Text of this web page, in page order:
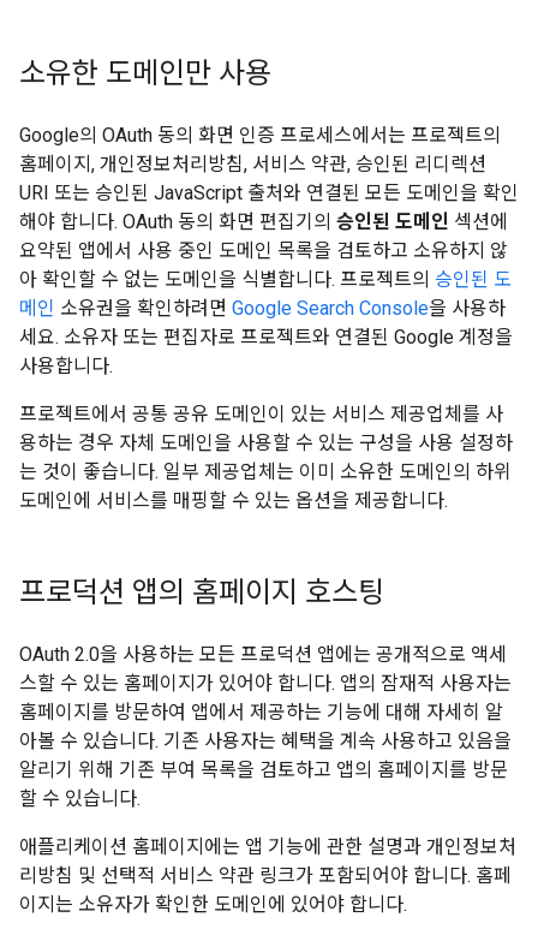
소유한 도메인만 사용
Google의 OAuth 동의 화면 인증 프로세스에서는 프로젝트의
홈페이지, 개인정보처리방침, 서비스 약관, 승인된 리디렉션
URI 또는 승인된 JavaScript 출처와 연결된 모든 도메인을 확인
해야 합니다. OAuth 동의 화면 편집기의 승인된 도메인 섹션에
요약된 앱에서 사용 중인 도메인 목록을 검토하고 소유하지 않
아 확인할 수 없는 도메인을 식별합니다. 프로젝트의 승인된 도
메인 소유권을 확인하려면 Google Search Console을 사용하
세요. 소유자 또는 편집자로 프로젝트와 연결된 Google 계정을
사용합니다.
프로젝트에서 공통 공유 도메인이 있는 서비스 제공업체를 사
용하는 경우 자체 도메인을 사용할 수 있는 구성을 사용 설정하
는 것이 좋습니다. 일부 제공업체는 이미 소유한 도메인의 하위
도메인에 서비스를 매핑할 수 있는 옵션을 제공합니다.
프로덕션 앱의 홈페이지 호스팅
OAuth 2.0을 사용하는 모든 프로덕션 앱에는 공개적으로 액세
스할 수 있는 홈페이지가 있어야 합니다. 앱의 잠재적 사용자는
홈페이지를 방문하여 앱에서 제공하는 기능에 대해 자세히 알
아볼 수 있습니다. 기존 사용자는 혜택을 계속 사용하고 있음을
알리기 위해 기존 부여 목록을 검토하고 앱의 홈페이지를 방문
할 수 있습니다.
애플리케이션 홈페이지에는 앱 기능에 관한 설명과 개인정보처
리방침 및 선택적 서비스 약관 링크가 포함되어야 합니다. 홈페
이지는 소유자가 확인한 도메인에 있어야 합니다.